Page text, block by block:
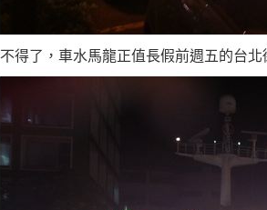
不得了，車水馬龍正值長假前週五的台